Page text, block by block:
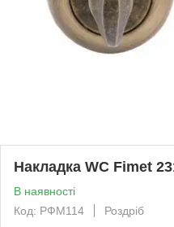
Накладка WC Fimet
В наявності
Код: РФМ114
Роздріб